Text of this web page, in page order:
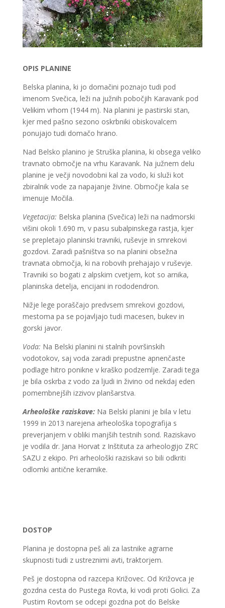
OPIS PLANINE
Belska planina, ki jo domačini poznajo tudi pod
imenom Svečica, leži na južnih pobočjih Karavank pod
Velikim vrhom (1944 m). Na planini je pastirski stan,
kjer med pašno sezono oskrbniki obiskovalcem
ponujajo tudi domačo hrano.
Nad Belsko planino je Struška planina, ki obsega veliko
travnato območje na vrhu Karavank. Na južnem delu
planine je večji novodobni kal za vodo, ki služi kot
zbiralnik vode za napajanje živine. Območje kala se
imenuje Močila.
Vegetacija: Belska planina (Svečica) leži na nadmorski
višini okoli 1.690 m, v pasu subalpinskega rastja, kjer
se prepletajo planinski travniki, ruševje in smrekovi
gozdovi. Zaradi pašništva so na planini obsežna
travnata območja, ki na robovih prehajajo v ruševje.
Travniki so bogati z alpskim cvetjem, kot so arnika,
planinska detelja, encijani in rododendron.
Nižje lege poraščajo predvsem smrekovi gozdovi,
mestoma pa se pojavljajo tudi macesen, bukev in
gorski javor.
Voda: Na Belski planini ni stalnih površinskih
vodotokov, saj voda zaradi prepustne apnenčaste
podlage hitro ponikne v kraško podzemlje. Zaradi tega
je bila oskrba z vodo za ljudi in živino od nekdaj eden
pomembnejših izzivov planšarstva.
Arheološke raziskave:Na Belski planini je bila v letu
1999 in 2013 narejena arheološka topografija s
preverjanjem v obliki manjših testnih sond. Raziskavo
je vodila dr. Jana Horvat z Inštituta za arheologijo ZRC
SAZU z ekipo. Pri arheološki raziskavi so bili odkriti
odlomki antične keramike.
DOSTOP
Planina je dostopna peš ali za lastnike agrarne
skupnosti tudi z ustreznimi avti, traktorjem.
Peš je dostopna od razcepa Križovec. Od Križovca je
gozdna cesta do Pustega Rovta, ki vodi proti Golici. Za
Pustim Rovtom se odcepi gozdna pot do Belske